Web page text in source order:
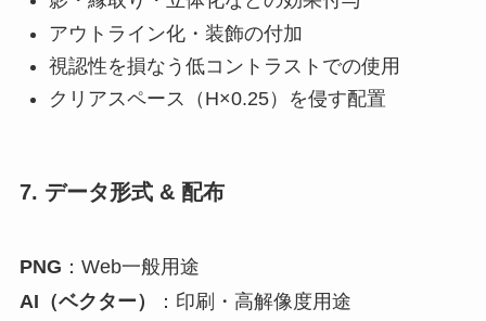
アウトライン化・装飾の付加
視認性を損なう低コントラストでの使用
クリアスペース（H×0.25）を侵す配置
7. データ形式 & 配布
PNG ：Web一般用途
AI（ベクター）
：印刷・高解像度用途